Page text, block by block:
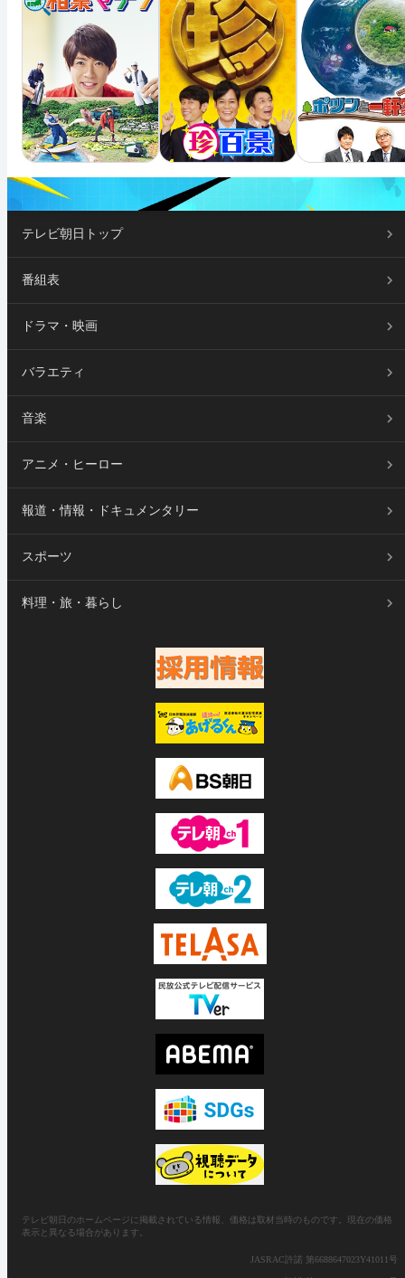
テレビ朝日トップ
番組表
ドラマ・映画
バラエティ
音楽
アニメ・ヒーロー
報道・情報・ドキュメンタリー
スポーツ
料理・旅・暮らし
テレビ朝日のホームページに掲載されている情報、価格は取材当時のものです。現在の価格
表示と異なる場合があります。
JASRAC許諾 第6688647023Y41011号